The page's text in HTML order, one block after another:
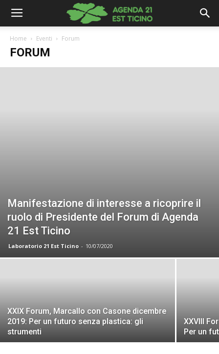
Home Eventi Forum
FORUM
Manifestazione di interesse a ricoprire il
ruolo di Presidente del Forum di Agenda
21 Est Ticino
Laboratorio 21 Est Ticino - 10/07/2020
XXIX Forum, Marcallo con Casone dicembre
2019: Per un futuro senza plastica: gli
strumenti
XXVIII
Per un